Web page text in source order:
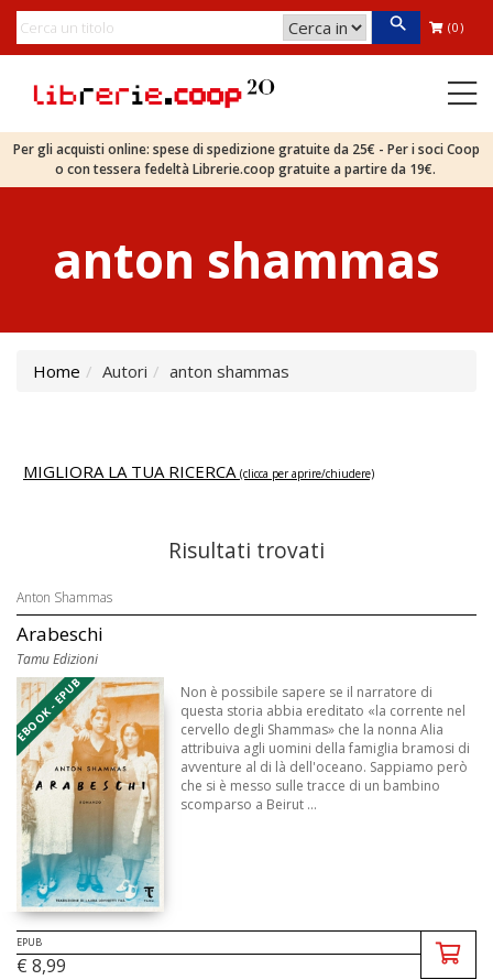
(0)
Per gli acquisti online: spese di spedizione gratuite da 25€ - Per i soci Coop
o con tessera fedeltà Librerie.coop gratuite a partire da 19€.
anton shammas
Home Autori anton shammas
MIGLIORA LA TUA RICERCA (clicca per aprire/chiudere)
Risultati trovati
Anton Shammas
Arabeschi
Tamu Edizioni
EBOOK - EPUB
Non è possibile sapere se il narratore di
questa storia abbia ereditato «la corrente nel
cervello degli Shammas» che la nonna Alia
attribuiva agli uomini della famiglia bramosi di
avventure al di là dell'oceano. Sappiamo però
che si è messo sulle tracce di un bambino
scomparso a Beirut ...
EPUB
€ 8,99